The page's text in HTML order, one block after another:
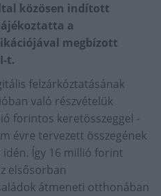
közösen indított
a
megbízott
t.
felzárkóztatásának
való részvételük
forintos keretösszeggel -
évre tervezett összegének
idén. Így 16 millió forint
elsősorban
átmeneti otthonában